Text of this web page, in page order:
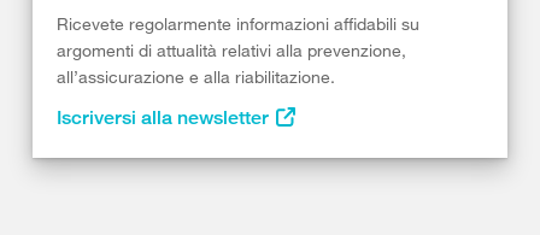
Ricevete regolarmente informazioni affidabili su
argomenti di attualità relativi alla prevenzione,
all’assicurazione e alla riabilitazione.
Iscriversi alla newsletter